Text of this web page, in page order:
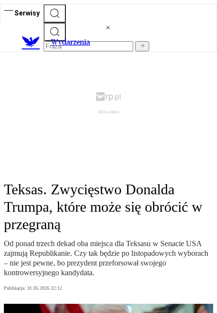
Serwisy
Wydarzenia
Teksas. Zwycięstwo Donalda
Trumpa, które może się obrócić w
przegraną
Od ponad trzech dekad oba miejsca dla Teksasu w Senacie USA
zajmują Republikanie. Czy tak będzie po listopadowych wyborach
– nie jest pewne, bo prezydent przeforsował swojego
kontrowersyjnego kandydata.
Publikacja: 31.05.2026 22:12